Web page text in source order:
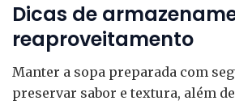
Dicas de
reaproveitamento
Manter a sopa preparada com
preservar sabor e textura, além